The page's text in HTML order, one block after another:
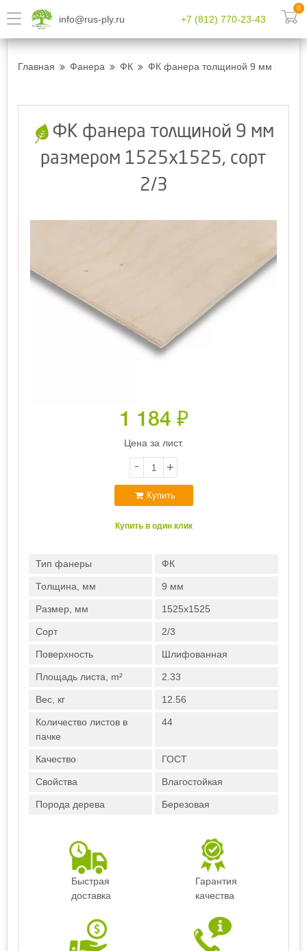
info@rus-ply.ru +7 (812) 770-23-43
0
Главная Фанера ФК ФК фанера толщиной 9 мм
ФК фанера толщиной 9 мм
размером 1525х1525, сорт
2/3
1 184 ₽
Цена за лист.
- +
Купить
Купить в один клик
Тип фанеры ФК
Толщина, мм 9 мм
Размер, мм 1525х1525
Сорт 2/3
Поверхность Шлифованная
Площадь листа, m² 2.33
Вес, кг 12.56
Количество листов в
пачке
44
Качество ГОСТ
Свойства Влагостойкая
Порода дерева Березовая
Быстрая
доставка
Гарантия
качества